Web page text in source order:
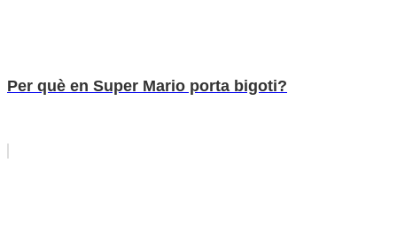
Per què en Super Mario porta bigoti?